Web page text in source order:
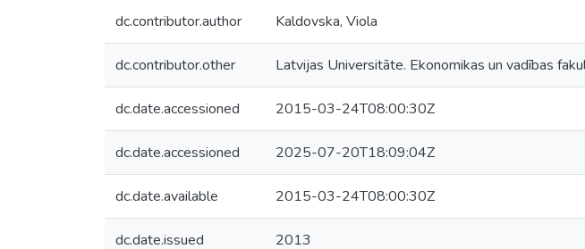
dc.contributor.author Kaldovska, Viola
dc.contributor.other Latvijas Universitāte. Ekonomikas un vadības
dc.date.accessioned 2015-03-24T08:00:30Z
dc.date.accessioned 2025-07-20T18:09:04Z
dc.date.available 2015-03-24T08:00:30Z
dc.date.issued 2013